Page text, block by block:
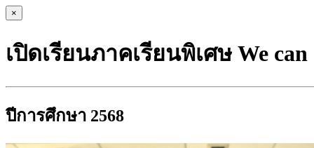
×
เปิดเรียนภาคเรียนพิเศษ We can
ปีการศึกษา 2568